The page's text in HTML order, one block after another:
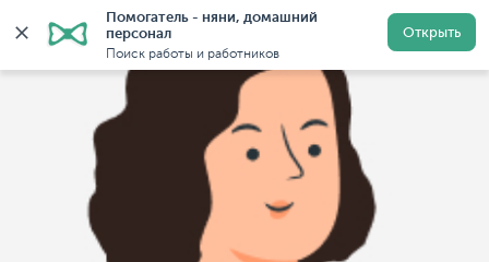
Помогатель - няни, домашний
персонал
Поиск работы и работников
Открыть
Главная Сиделки Сиделки в Санкт-Петербурге